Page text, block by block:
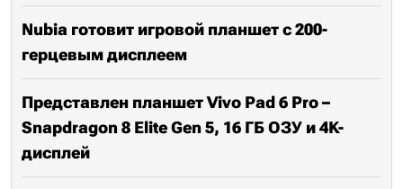
Nubia готовит игровой планшет с 200-
герцевым дисплеем
Представлен планшет Vivo Pad 6 Pro –
Snapdragon 8 Elite Gen 5, 16 ГБ ОЗУ и 4K-
дисплей